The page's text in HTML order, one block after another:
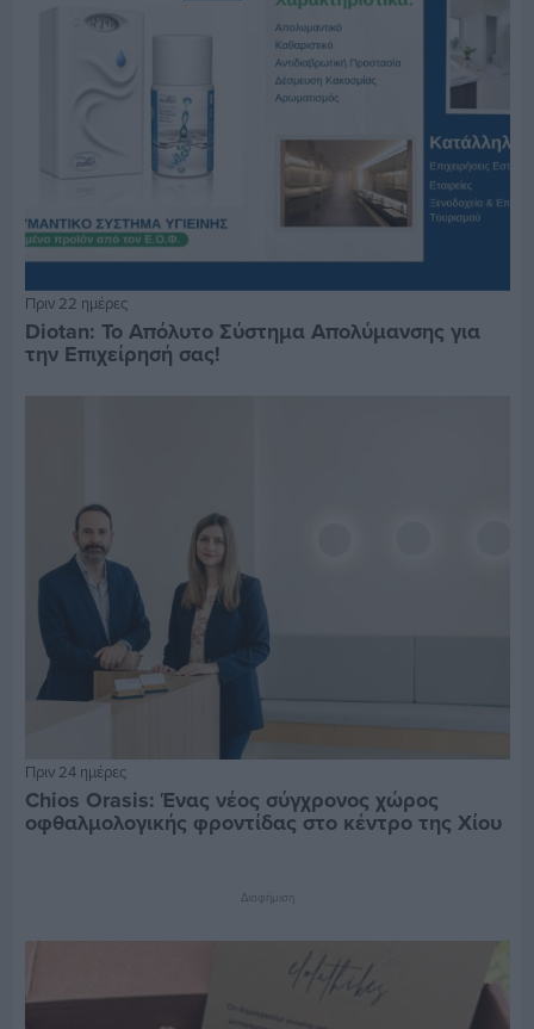
Πριν 22 ημέρες
Diotan: Το Απόλυτο Σύστημα Απολύμανσης για
την Επιχείρησή σας!
Πριν 24 ημέρες
Chios Orasis: Ένας νέος σύγχρονος χώρος
οφθαλμολογικής φροντίδας στο κέντρο της Χίου
Διαφήμιση